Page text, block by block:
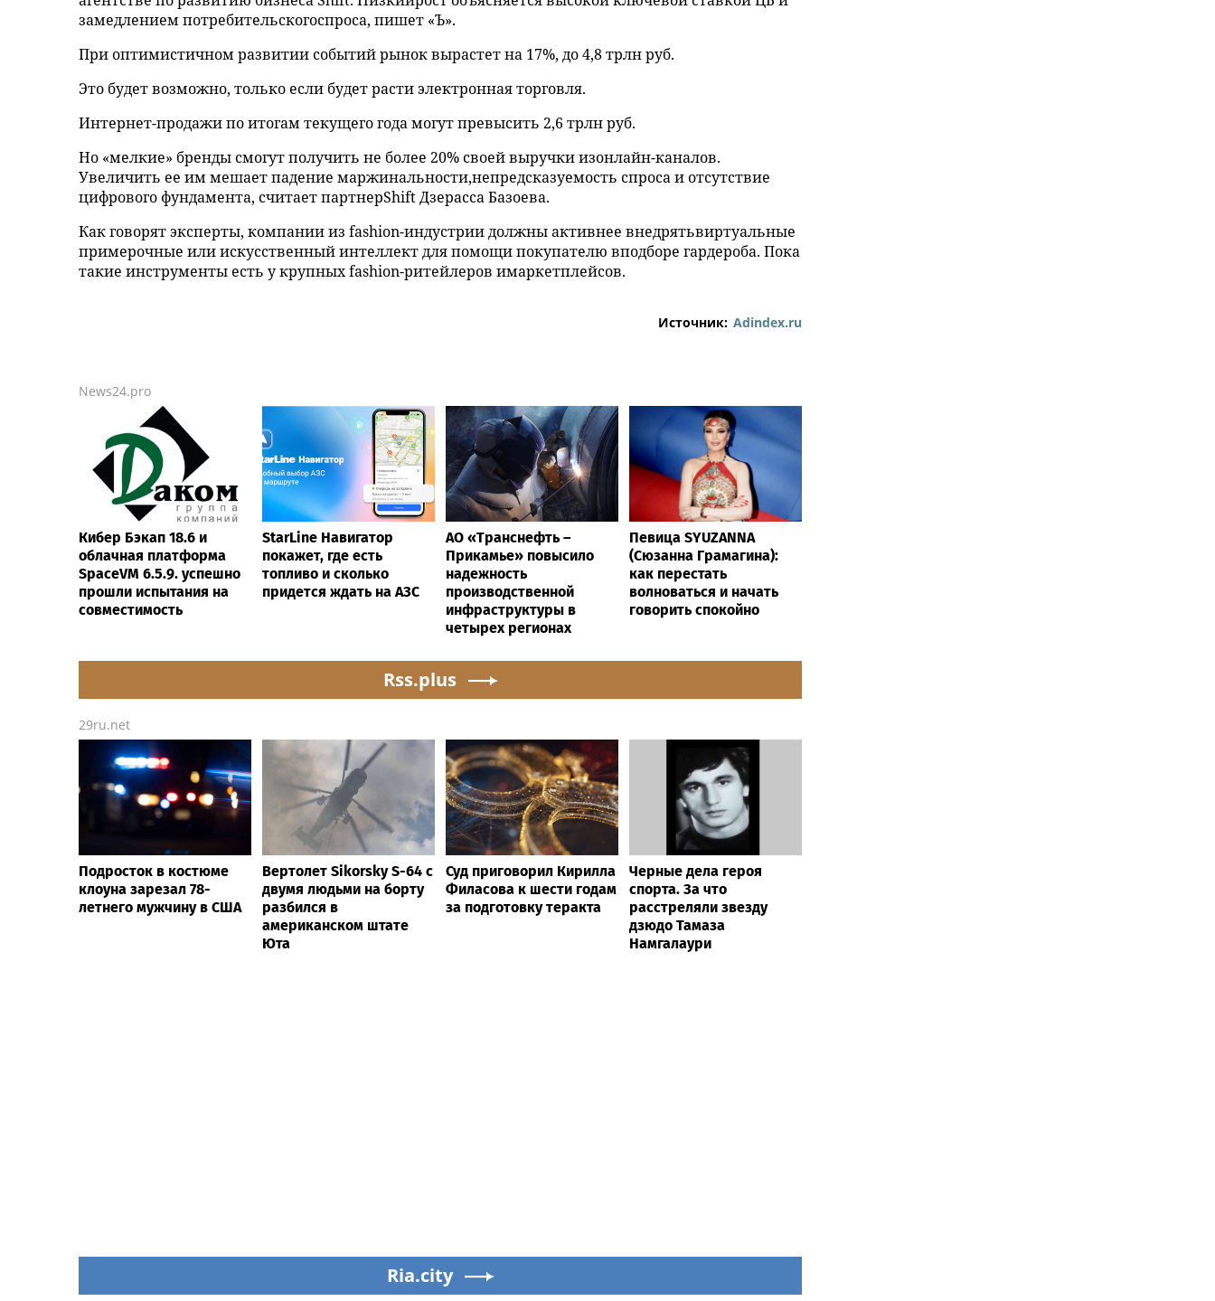
замедлением потребительскогоспроса, пишет «Ъ».
При оптимистичном развитии событий рынок вырастет на 17%, до 4,8 трлн руб.
Это будет возможно, только если будет расти электронная торговля.
Интернет-продажи по итогам текущего года могут превысить 2,6 трлн руб.
Но «мелкие» бренды смогут получить не более 20% своей выручки изонлайн-каналов.
Увеличить ее им мешает падение маржинальности,непредсказуемость спроса и отсутствие
цифрового фундамента, считает партнерShift Дзерасса Базоева.
Как говорят эксперты, компании из fashion-индустрии должны активнее внедрятьвиртуальные
примерочные или искусственный интеллект для помощи покупателю вподборе гардероба. Пока
такие инструменты есть у крупных fashion-ритейлеров имаркетплейсов.
Источник: Adindex.ru
News24.pro
Кибер Бэкап 18.6 и
облачная платформа
SpaceVM 6.5.9. успешно
прошли испытания на
совместимость
StarLine Навигатор
покажет, где есть
топливо и сколько
придется ждать на АЗС
АО «Транснефть –
Прикамье» повысило
надежность
производственной
инфраструктуры в
четырех регионах
Певица SYUZANNA
(Сюзанна Грамагина):
как перестать
волноваться и начать
говорить спокойно
Rss.plus
29ru.net
Подросток в костюме
клоуна зарезал 78-
летнего мужчину в США
Вертолет Sikorsky S-64 с
двумя людьми на борту
разбился в
американском штате
Юта
Суд приговорил Кирилла
Филасова к шести годам
за подготовку теракта
Черные дела героя
спорта. За что
расстреляли звезду
дзюдо Тамаза
Намгалаури
Ria.city